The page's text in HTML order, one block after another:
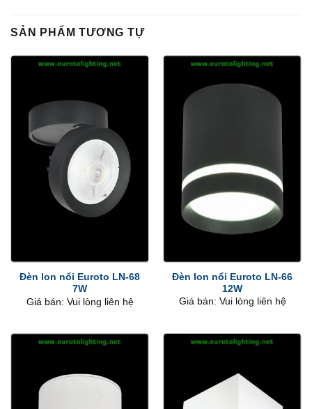
SẢN PHẨM TƯƠNG TỰ
Đèn lon nổi Euroto LN-68
7W
Giá bán: Vui lòng liên hệ
Đèn lon nổi Euroto LN-66
12W
Giá bán: Vui lòng liên hệ